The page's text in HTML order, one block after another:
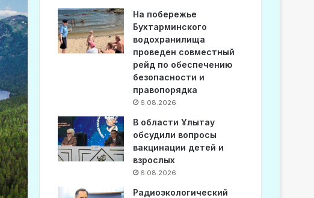
На побережье
Бухтарминского
водохранилища
проведен совместный
рейд по обеспечению
безопасности и
правопорядка
6.08.2026
В области Ұлытау
обсудили вопросы
вакцинации детей и
взрослых
6.08.2026
Радиоэкологический